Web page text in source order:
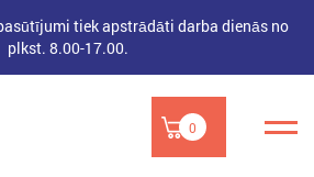
tiek apstrādāti darba dienās no
plkst. 8.00-17.00.
0